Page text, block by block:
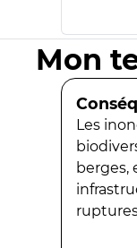
Mon
Les
berges,